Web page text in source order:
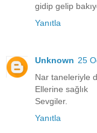
gidip gelip
Yanıtla
Unknown 25
Nar taneleriyle
Ellerine sağlık
Sevgiler.
Yanıtla